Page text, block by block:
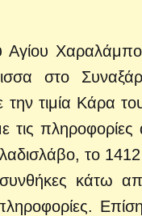
Αγίου
στο
την τιμία Κάρα
το
κάτω